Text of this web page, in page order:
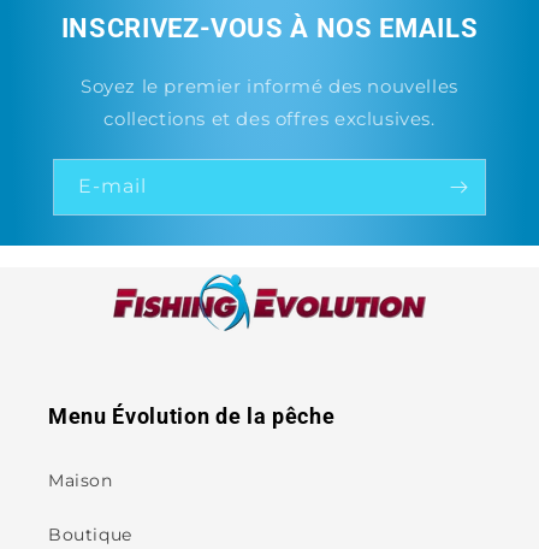
INSCRIVEZ-VOUS À NOS EMAILS
Soyez le premier informé des nouvelles
collections et des offres exclusives.
E-mail
Menu Évolution de la pêche
Maison
Boutique